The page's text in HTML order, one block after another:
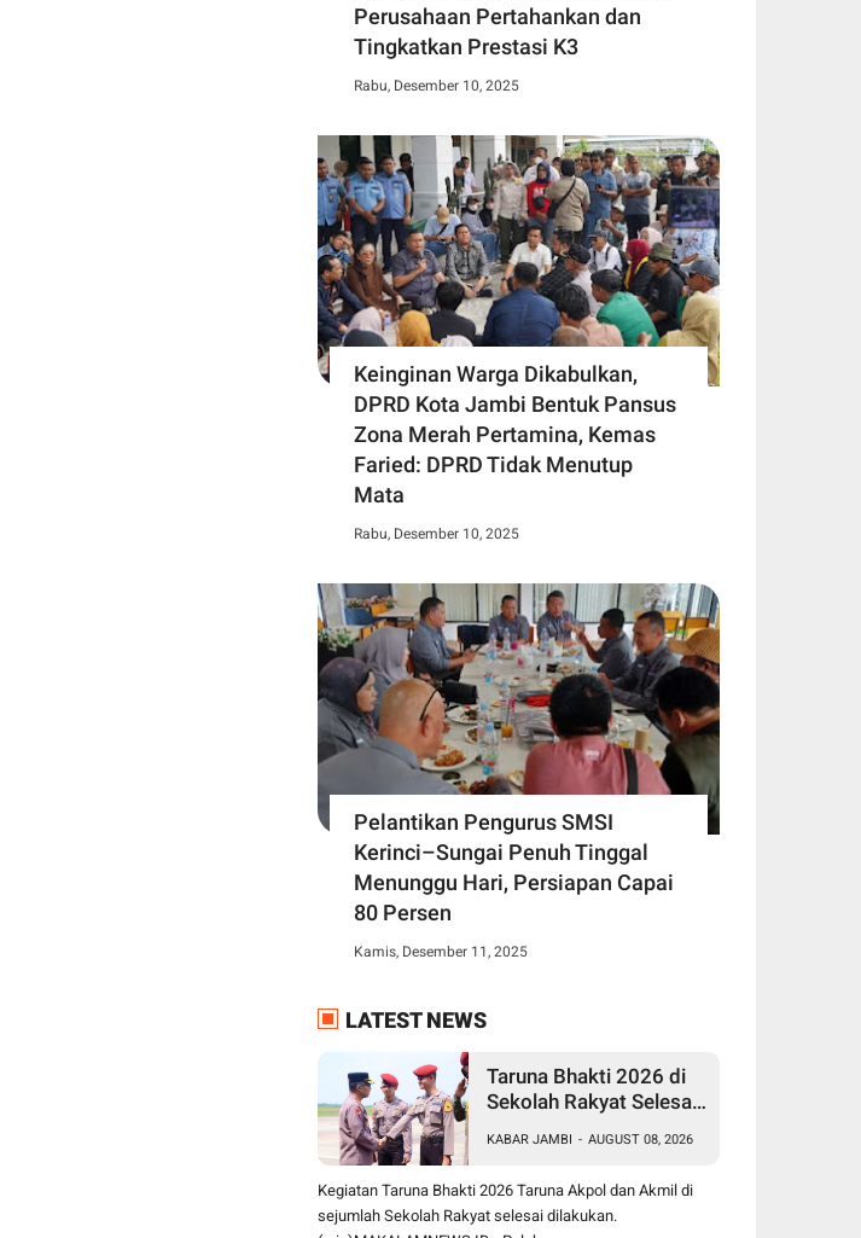
Perusahaan Pertahankan dan
Tingkatkan Prestasi K3
Rabu, Desember 10, 2025
Keinginan Warga Dikabulkan,
DPRD Kota Jambi Bentuk Pansus
Zona Merah Pertamina, Kemas
Faried: DPRD Tidak Menutup
Mata
Rabu, Desember 10, 2025
Pelantikan Pengurus SMSI
Kerinci–Sungai Penuh Tinggal
Menunggu Hari, Persiapan Capai
80 Persen
Kamis, Desember 11, 2025
LATEST NEWS
Taruna Bhakti 2026 di
Sekolah Rakyat Selesai,
Menggunakan Hercules
A-7305
KABAR JAMBI - AUGUST 08, 2026
Kegiatan Taruna Bhakti 2026 Taruna Akpol dan Akmil di
sejumlah Sekolah Rakyat selesai dilakukan.